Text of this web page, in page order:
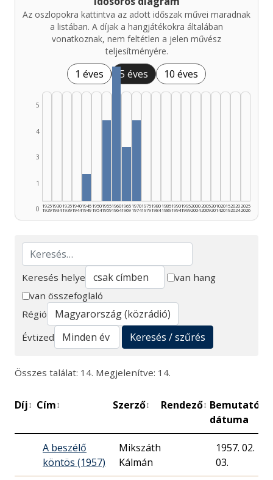
Az oszlopokra kattintva az adott időszak művei maradnak
a listában. A díjak a hangjátékokra általában
vonatkoznak, nem feltétlen a jelen művész
teljesítményére.
1 éves 5 éves 10 éves
0
1
3
4
5
1925
1929
1930
1934
1935
1939
1940
1944
1945
1949
1950
1954
1955
1959
1960
1964
1965
1969
1970
1974
1975
1979
1980
1984
1985
1989
1990
1994
1995
1999
2000
2004
2005
2009
2010
2014
2015
2019
2020
2024
2025
2026
Keresés
Keresés helye
van hang
van összefoglaló
Régió
Évtized
Keresés / szűrés
Összes találat: 14. Megjelenítve: 14.
Díj↕ Cím↕ Szerző↕ Rendező↕ Bemutató
dátuma
A beszélő
köntös (1957)
Mikszáth
Kálmán
1957. 02.
03.